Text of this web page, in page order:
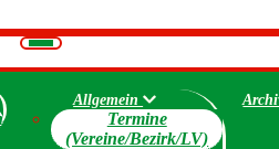
Navigation
umschalten
Allgemein
Termine
(Vereine/Bezirk/LV)